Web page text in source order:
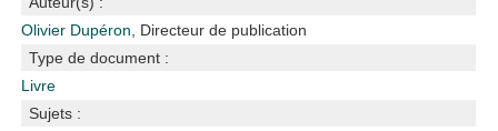
Olivier Dupéron , Directeur de publication
Type de document :
Livre
Sujets :